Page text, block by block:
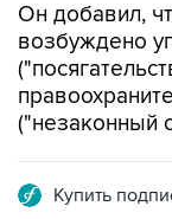
Он добавил,
возбуждено
("незаконный
Купить